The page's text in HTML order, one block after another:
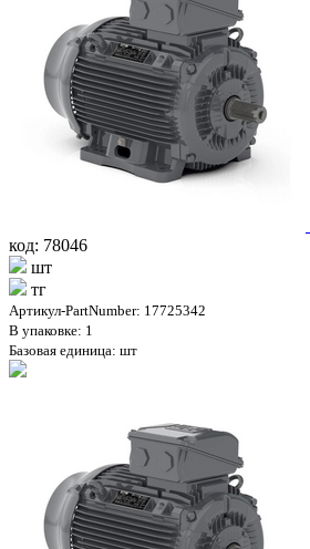
код: 78046
шт
тг
Артикул-PartNumber: 17725342
В упаковке: 1
Базовая единица: шт